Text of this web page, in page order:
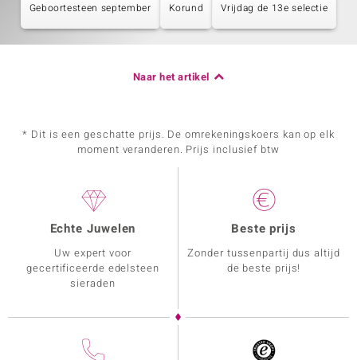
Geboortesteen september Korund Vrijdag de 13e selectie
Naar het artikel
* Dit is een geschatte prijs. De omrekeningskoers kan op elk
moment veranderen. Prijs inclusief btw
Echte Juwelen
Uw expert voor
gecertificeerde edelsteen
sieraden
Beste prijs
Zonder tussenpartij dus altijd
de beste prijs!